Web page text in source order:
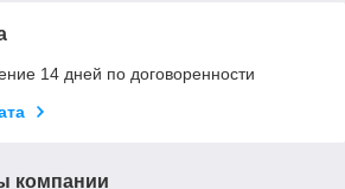
14 дней по договоренности
компании